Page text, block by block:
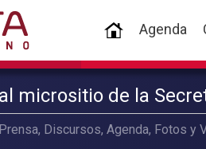
(current)
Agenda
micrositio de la
Discursos, Agenda, Fotos y